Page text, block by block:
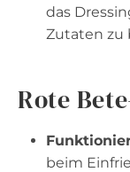
das
Zutaten zu
Rote
beim